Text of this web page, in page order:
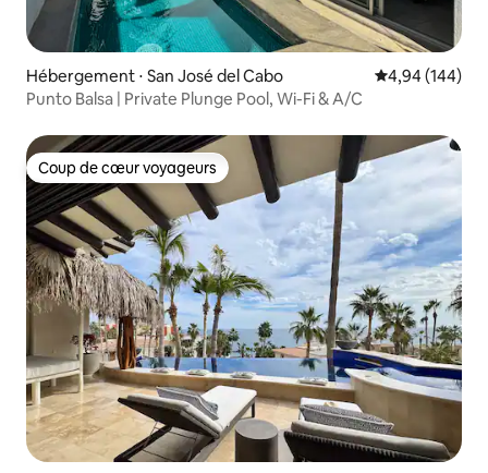
Hébergement ⋅ San José del Cabo Évaluation
4,94 (144)
Punto Balsa | Private Plunge Pool, Wi-Fi & A/C
Coup de cœur voyageurs
Coup de cœur voyageurs